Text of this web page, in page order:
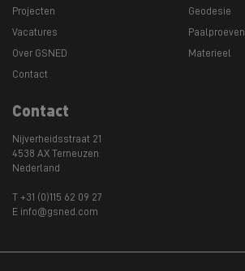
Projecten
Vacatures
Over GSNED
Contact
Geodesie
Paalproeven
Materieel
Contact
Nijverheidsstraat 21
4538 AX Terneuzen
Nederland
T +31 (0)115 62 09 27
E info@gsned.com